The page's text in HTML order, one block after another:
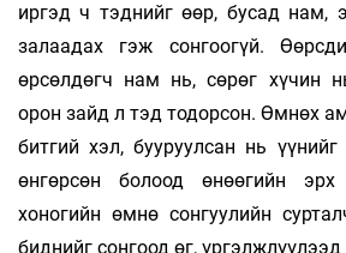
иргэд ч тэднийг өөр, бусад нам,
залаадах гэж сонгоогүй.
өрсөлдөгч нам нь, сөрөг хүчин
орон зайд л тэд тодорсон. Өмнөх
битгий хэл, бууруулсан нь
өнгөрсөн болоод өнөөгийн эрх
хоногийн өмнө сонгуулийн
биднийг сонгоод өг,